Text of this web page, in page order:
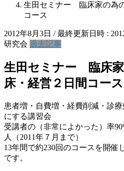
生田セミナー 臨床家の為
コース
2012年8月3日 / 最終更新日時 :
研究会 過去記事
生田セミナー 臨床
床・経営２日間コース
患者増・自費増・経費削減・診
にする講習会
受講者の（非常によかった）率
人（2011年７月まで）
13年間で約230回のコースを開催
です。